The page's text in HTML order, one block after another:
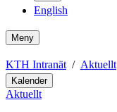
English
Meny
KTH Intranät Aktuellt
Kalender
Aktuellt